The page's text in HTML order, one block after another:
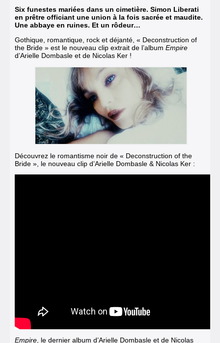
Six funestes mariées dans un cimetière. Simon Liberati
en prêtre officiant une union à la fois sacrée et maudite.
Une abbaye en ruines. Et un rôdeur…
Gothique, romantique, rock et déjanté, « Deconstruction of
the Bride » est le nouveau clip extrait de l’album Empire
d’Arielle Dombasle et de Nicolas Ker !
Découvrez le romantisme noir de « Deconstruction of the
Bride » le nouveau clip d’Arielle Dombasle & Nicolas Ker :
Empire , le dernier album d’Arielle Dombasle et de Nicolas